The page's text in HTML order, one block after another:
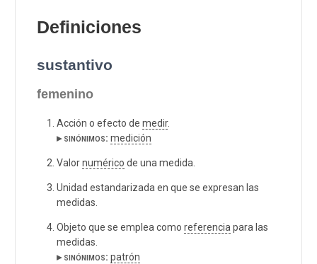
Definiciones
sustantivo
femenino
Acción o efecto de medir.
▸ sinónimos: medición
Valornumérico de una medida.
Unidad estandarizada en que se expresan las
medidas.
Objeto que se emplea como referencia para las
medidas.
▸ sinónimos: patrón